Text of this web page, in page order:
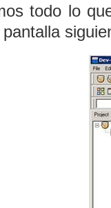
todo lo